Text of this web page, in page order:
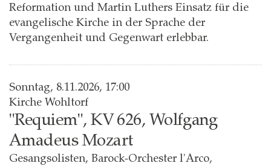
Reformation und Martin Luthers Einsatz für die
evangelische Kirche in der Sprache der
Vergangenheit und Gegenwart erlebbar.
Sonntag, 8.11.2026, 17:00
Kirche Wohltorf
"Requiem", KV 626, Wolfgang
Amadeus Mozart
Gesangsolisten, Barock-Orchester l'Arco,